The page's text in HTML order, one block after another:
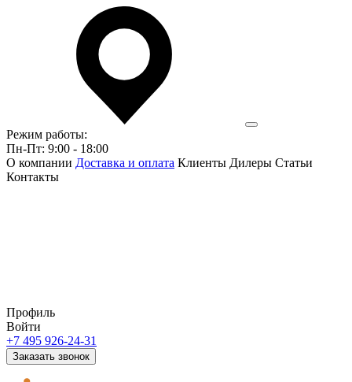
Режим работы:
Пн-Пт: 9:00 - 18:00
О компании Доставка и оплата Клиенты Дилеры Статьи
Контакты
Профиль
Войти
+7 495 926-24-31
Заказать звонок